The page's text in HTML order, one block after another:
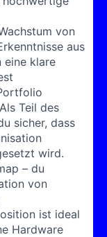
von
aus
eine klare
Teil des
sicher, dass
wird.
– du
von
ist ideal
Hardware